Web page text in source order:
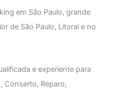
em São Paulo, grande
de São Paulo, Litoral e no
e experiente para
Conserto, Reparo,